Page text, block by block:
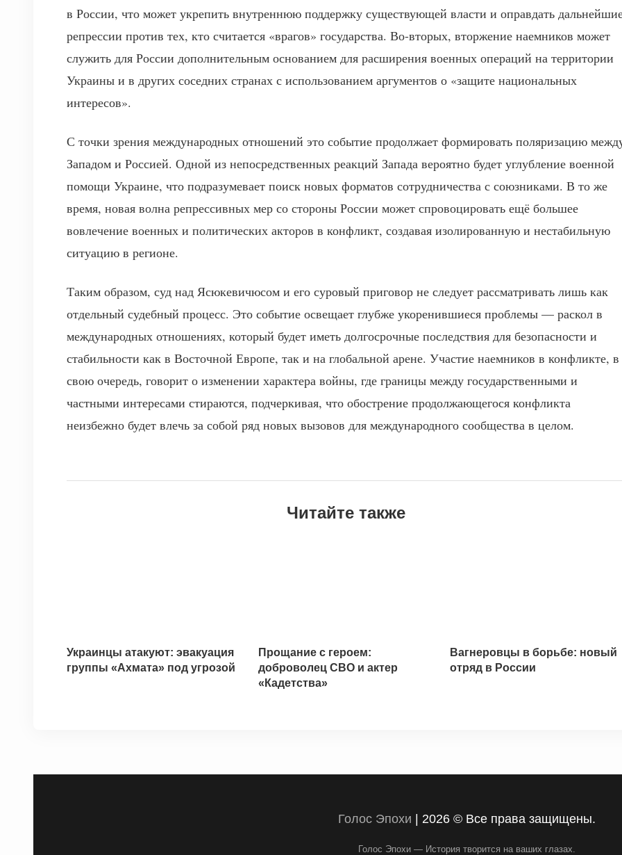
в России, что может укрепить внутреннюю поддержку существующей власти и оправдать
репрессии против тех, кто считается «врагов» государства. Во-вторых, вторжение наемников может
служить для России дополнительным основанием для расширения военных операций на территории
Украины и в других соседних странах с использованием аргументов о «защите национальных
интересов».
С точки зрения международных отношений это событие продолжает формировать поляризацию
Западом и Россией. Одной из непосредственных реакций Запада вероятно будет углубление военной
помощи Украине, что подразумевает поиск новых форматов сотрудничества с союзниками. В то же
время, новая волна репрессивных мер со стороны России может спровоцировать ещё большее
вовлечение военных и политических акторов в конфликт, создавая изолированную и нестабильную
ситуацию в регионе.
Таким образом, суд над Ясюкевичюсом и его суровый приговор не следует рассматривать лишь как
отдельный судебный процесс. Это событие освещает глубже укоренившиеся проблемы — раскол в
международных отношениях, который будет иметь долгосрочные последствия для безопасности и
стабильности как в Восточной Европе, так и на глобальной арене. Участие наемников в конфликте, в
свою очередь, говорит о изменении характера войны, где границы между государственными и
частными интересами стираются, подчеркивая, что обострение продолжающегося конфликта
неизбежно будет влечь за собой ряд новых вызовов для международного сообщества в целом.
Читайте также
Украинцы атакуют: эвакуация
группы «Ахмата» под угрозой
Прощание с героем:
доброволец СВО и актер
«Кадетства»
Вагнеровцы в борьбе: новый
отряд в России
Голос Эпохи 2026 © Все права защищены.
Голос Эпохи — История творится на ваших глазах.